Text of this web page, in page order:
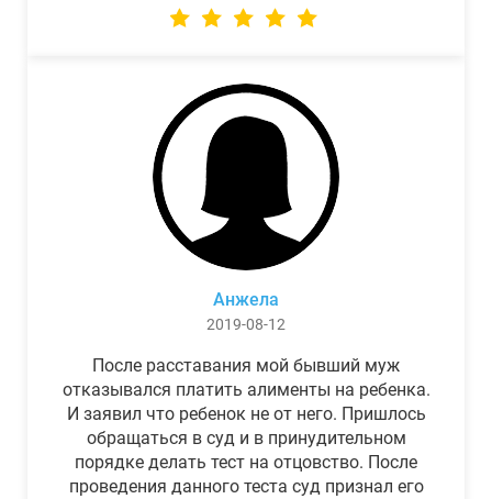
Анжела
2019-08-12
После расставания мой бывший муж
отказывался платить алименты на ребенка.
И заявил что ребенок не от него. Пришлось
обращаться в суд и в принудительном
порядке делать тест на отцовство. После
проведения данного теста суд признал его